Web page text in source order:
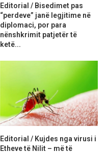
Editorial / Bisedimet pas
“perdeve” janë legjitime në
diplomaci, por para
nënshkrimit patjetër të
ketë...
Editorial / Kujdes nga virusi i
Etheve të Nilit – më të